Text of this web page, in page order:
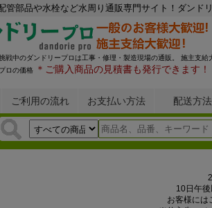
管部品や水栓など水周り通販専門サイト！ダンド
戦中のダンドリープロは工事・修理・製造現場の通販。 施主支給
ロの価格
＊ご購入商品の見積書も発行できます！
ご利用の流れ お支払い方法 配送方法
10日午
お客様には